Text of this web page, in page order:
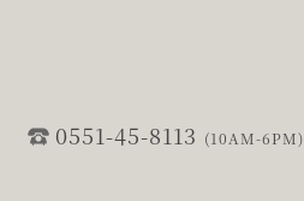
0551-45-8113 (10AM-6PM)